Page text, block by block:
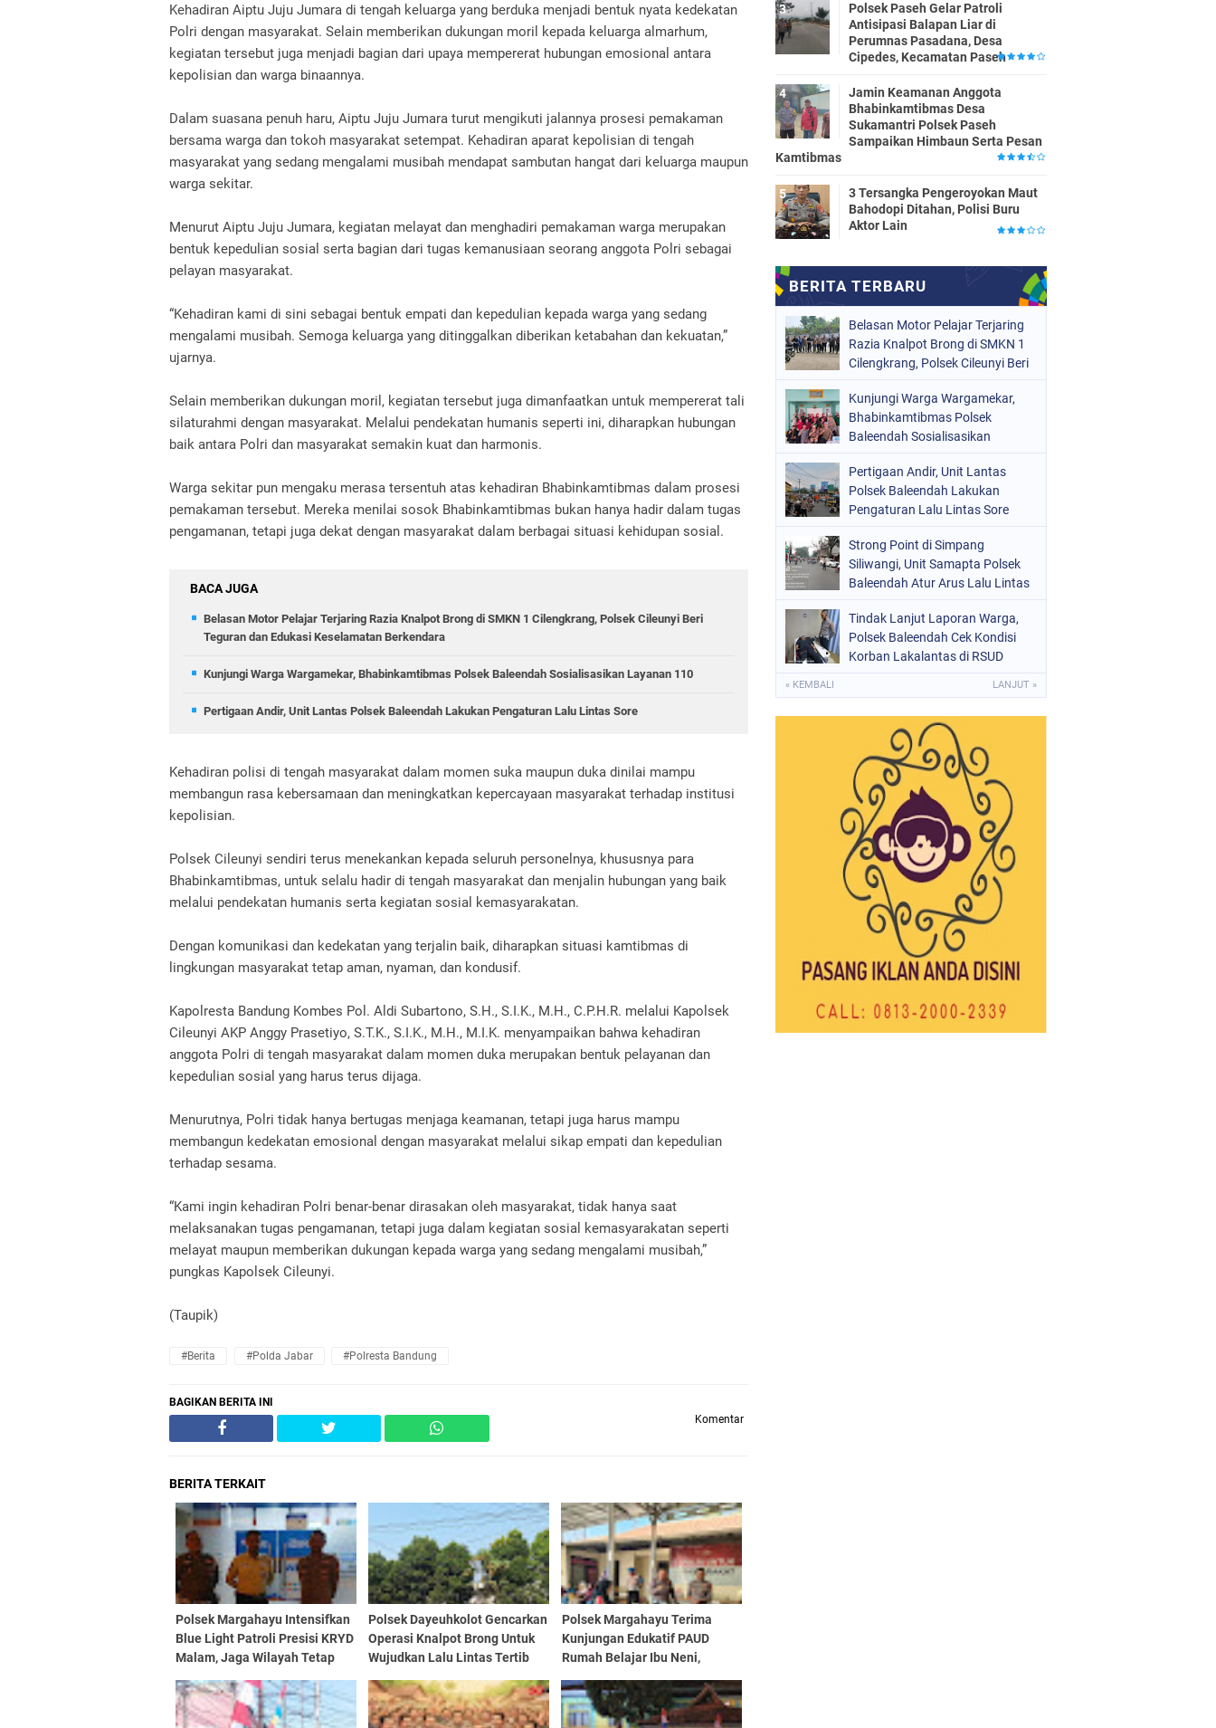
Kehadiran Aiptu Juju Jumara di tengah keluarga yang berduka menjadi bentuk nyata kedekatan
Polri dengan masyarakat. Selain memberikan dukungan moril kepada keluarga almarhum,
kegiatan tersebut juga menjadi bagian dari upaya mempererat hubungan emosional antara
kepolisian dan warga binaannya.
Dalam suasana penuh haru, Aiptu Juju Jumara turut mengikuti jalannya prosesi pemakaman
bersama warga dan tokoh masyarakat setempat. Kehadiran aparat kepolisian di tengah
masyarakat yang sedang mengalami musibah mendapat sambutan hangat dari keluarga maupun
warga sekitar.
Menurut Aiptu Juju Jumara, kegiatan melayat dan menghadiri pemakaman warga merupakan
bentuk kepedulian sosial serta bagian dari tugas kemanusiaan seorang anggota Polri sebagai
pelayan masyarakat.
“Kehadiran kami di sini sebagai bentuk empati dan kepedulian kepada warga yang sedang
mengalami musibah. Semoga keluarga yang ditinggalkan diberikan ketabahan dan kekuatan,”
ujarnya.
Selain memberikan dukungan moril, kegiatan tersebut juga dimanfaatkan untuk mempererat tali
silaturahmi dengan masyarakat. Melalui pendekatan humanis seperti ini, diharapkan hubungan
baik antara Polri dan masyarakat semakin kuat dan harmonis.
Warga sekitar pun mengaku merasa tersentuh atas kehadiran Bhabinkamtibmas dalam prosesi
pemakaman tersebut. Mereka menilai sosok Bhabinkamtibmas bukan hanya hadir dalam tugas
pengamanan, tetapi juga dekat dengan masyarakat dalam berbagai situasi kehidupan sosial.
BACA JUGA
Belasan Motor Pelajar Terjaring Razia Knalpot Brong di SMKN 1 Cilengkrang, Polsek Cileunyi Beri
Teguran dan Edukasi Keselamatan Berkendara
Kunjungi Warga Wargamekar, Bhabinkamtibmas Polsek Baleendah Sosialisasikan Layanan 110
Pertigaan Andir, Unit Lantas Polsek Baleendah Lakukan Pengaturan Lalu Lintas Sore
Kehadiran polisi di tengah masyarakat dalam momen suka maupun duka dinilai mampu
membangun rasa kebersamaan dan meningkatkan kepercayaan masyarakat terhadap institusi
kepolisian.
Polsek Cileunyi sendiri terus menekankan kepada seluruh personelnya, khususnya para
Bhabinkamtibmas, untuk selalu hadir di tengah masyarakat dan menjalin hubungan yang baik
melalui pendekatan humanis serta kegiatan sosial kemasyarakatan.
Dengan komunikasi dan kedekatan yang terjalin baik, diharapkan situasi kamtibmas di
lingkungan masyarakat tetap aman, nyaman, dan kondusif.
Kapolresta Bandung Kombes Pol. Aldi Subartono, S.H., S.I.K., M.H., C.P.H.R. melalui Kapolsek
Cileunyi AKP Anggy Prasetiyo, S.T.K., S.I.K., M.H., M.I.K. menyampaikan bahwa kehadiran
anggota Polri di tengah masyarakat dalam momen duka merupakan bentuk pelayanan dan
kepedulian sosial yang harus terus dijaga.
Menurutnya, Polri tidak hanya bertugas menjaga keamanan, tetapi juga harus mampu
membangun kedekatan emosional dengan masyarakat melalui sikap empati dan kepedulian
terhadap sesama.
“Kami ingin kehadiran Polri benar-benar dirasakan oleh masyarakat, tidak hanya saat
melaksanakan tugas pengamanan, tetapi juga dalam kegiatan sosial kemasyarakatan seperti
melayat maupun memberikan dukungan kepada warga yang sedang mengalami musibah,”
pungkas Kapolsek Cileunyi.
(Taupik)
#Berita #Polda Jabar #Polresta Bandung
BAGIKAN BERITA INI
Komentar
BERITA TERKAIT
Polsek Margahayu Intensifkan
Blue Light Patroli Presisi KRYD
Malam, Jaga Wilayah Tetap
Polsek Dayeuhkolot Gencarkan
Operasi Knalpot Brong Untuk
Wujudkan Lalu Lintas Tertib
Polsek Margahayu Terima
Kunjungan Edukatif PAUD
Rumah Belajar Ibu Neni,
Anak Sejak Dini
Polsek Paseh Gelar Patroli
Antisipasi Balapan Liar di
Perumnas Pasadana, Desa
Cipedes, Kecamatan Paseh
Jamin Keamanan Anggota
Bhabinkamtibmas Desa
Sukamantri Polsek Paseh
Sampaikan Himbaun Serta Pesan
Kamtibmas
3 Tersangka Pengeroyokan Maut
Bahodopi Ditahan, Polisi Buru
Aktor Lain
Belasan Motor Pelajar Terjaring
Razia Knalpot Brong di SMKN 1
Cilengkrang, Polsek Cileunyi Beri
Keselamatan Berkendara
Kunjungi Warga Wargamekar,
Bhabinkamtibmas Polsek
Baleendah Sosialisasikan
Pertigaan Andir, Unit Lantas
Polsek Baleendah Lakukan
Pengaturan Lalu Lintas Sore
Strong Point di Simpang
Siliwangi, Unit Samapta Polsek
Baleendah Atur Arus Lalu Lintas
Tindak Lanjut Laporan Warga,
Polsek Baleendah Cek Kondisi
Korban Lakalantas di RSUD
« KEMBALI LANJUT »